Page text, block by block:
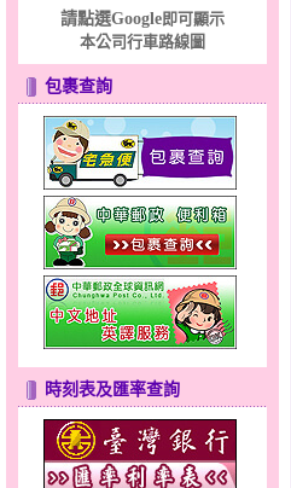
請點選Google即可顯示
本公司行車路線圖
包裹查詢
時刻表及匯率查詢